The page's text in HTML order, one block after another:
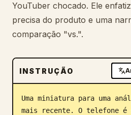
Preços
Transferir
Blogue
Atualizações
YouTuber chocado. Ele
precisa do produto e uma
comparação "vs.".
INSTRUÇÃO
Uma miniatura para uma
mais recente. O telefone é